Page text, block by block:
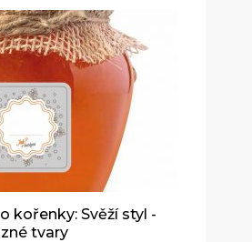
kořenky: Svěží styl -
tvary